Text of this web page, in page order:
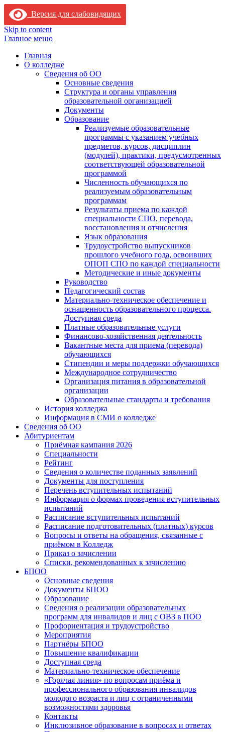
Версия для слабовидящих
Skip to content
Главное меню
Главная
О колледже
Сведения об ОО
Основные сведения
Структура и органы управления
образовательной организацией
Документы
Образование
Реализуемые образовательные
программы с указанием учебных
предметов, курсов, дисциплин
(модулей), практики, предусмотренных
соответствующей образовательной
программой
Численность обучающихся по
реализуемым образовательным
программам
Результаты приема по каждой
специальности СПО, перевода,
восстановления и отчисления
Язык образования
Трудоустройство выпускников
прошлого учебного года, освоивших
ОПОП СПО по каждой специальности
Методические и иные документы
Руководство
Педагогический состав
Материально-техническое обеспечение и
оснащенность образовательного процесса.
Доступная среда
Платные образовательные услуги
Финансово-хозяйственная деятельность
Вакантные места для приема (перевода)
обучающихся
Стипендии и меры поддержки обучающихся
Международное сотрудничество
Организация питания в образовательной
организации
Образовательные стандарты и требования
История колледжа
Информация в СМИ о колледже
Сведения об ОО
Абитуриентам
Приёмная кампания 2026
Специальности
Рейтинг
Сведения о количестве поданных заявлений
Документы для поступления
Перечень вступительных испытаний
Информация о формах проведения вступительных
испытаний
Расписание вступительных испытаний
Расписание подготовительных (платных) курсов
Вопросы и ответы на обращения, связанные с
приёмом в Колледж
Приказ о зачислении
Списки, рекомендованных к зачислению
БПОО
Основные сведения
Документы БПОО
Образование
Сведения о реализации образовательных
программ для инвалидов и лиц с ОВЗ в ПОО
Профориентация и трудоустройство
Мероприятия
Партнёры БПОО
Повышение квалификации
Доступная среда
Материально-техническое обеспечение
«Горячая линия» по вопросам приёма и
профессионального образования инвалидов
молодого возраста и лиц с ограниченными
возможностями здоровья
Контакты
Инклюзивное образование в вопросах и ответах